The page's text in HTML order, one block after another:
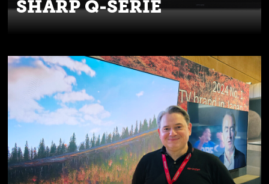
SHARP Q-SERIE